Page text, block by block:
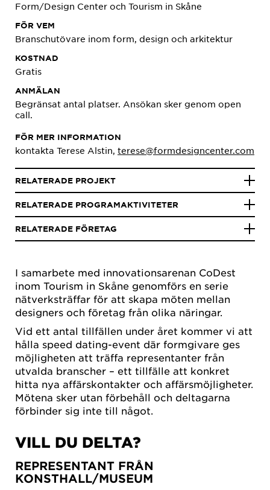
I samarbete med innovationsarenan CoDest
inom Tourism in Skåne genomförs en serie
nätverksträffar för att skapa möten mellan
designers och företag från olika näringar.
Vid ett antal tillfällen under året kommer vi att
hålla speed dating-event där formgivare ges
möjligheten att träffa representanter från
utvalda branscher – ett tillfälle att konkret
hitta nya affärskontakter och affärsmöjligheter.
Mötena sker utan förbehåll och deltagarna
förbinder sig inte till något.
VILL DU DELTA?
REPRESENTANT FRÅN
KONSTHALL/MUSEUM
Form/Design Center och Tourism in Skåne
FÖR VEM
Branschutövare inom form, design och arkitektur
KOSTNAD
Gratis
ANMÄLAN
Begränsat antal platser. Ansökan sker genom open
call.
FÖR MER INFORMATION
kontakta Terese Alstin, terese@formdesigncenter.com
RELATERADE PROJEKT
RELATERADE PROGRAMAKTIVITETER
RELATERADE FÖRETAG